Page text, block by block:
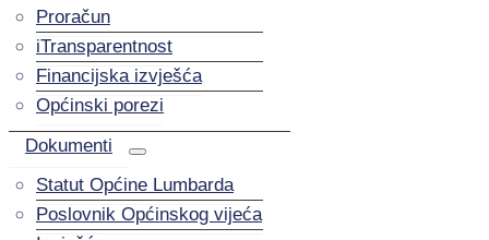
Proračun
iTransparentnost
Financijska izvješća
Općinski porezi
Dokumenti
Statut Općine Lumbarda
Poslovnik Općinskog vijeća